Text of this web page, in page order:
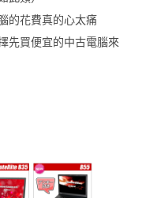
的花費真的心太痛
先買便宜的中古電腦來